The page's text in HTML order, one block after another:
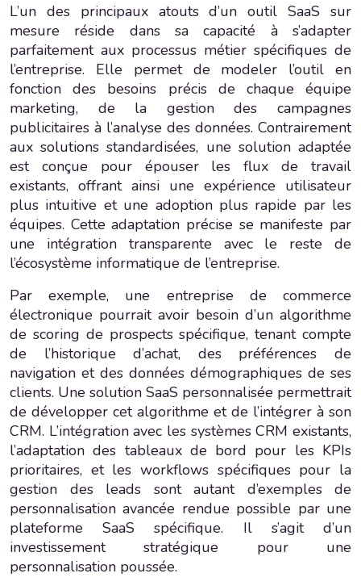
L’un des principaux atouts d’un outil SaaS sur
mesure réside dans sa capacité à s’adapter
parfaitement aux processus métier spécifiques de
l’entreprise. Elle permet de modeler l’outil en
fonction des besoins précis de chaque équipe
marketing, de la gestion des campagnes
publicitaires à l’analyse des données. Contrairement
aux solutions standardisées, une solution adaptée
est conçue pour épouser les flux de travail
existants, offrant ainsi une expérience utilisateur
plus intuitive et une adoption plus rapide par les
équipes. Cette adaptation précise se manifeste par
une intégration transparente avec le reste de
l’écosystème informatique de l’entreprise.
Par exemple, une entreprise de commerce
électronique pourrait avoir besoin d’un algorithme
de scoring de prospects spécifique, tenant compte
de l’historique d’achat, des préférences de
navigation et des données démographiques de ses
clients. Une solution SaaS personnalisée permettrait
de développer cet algorithme et de l’intégrer à son
CRM. L’intégration avec les systèmes CRM existants,
l’adaptation des tableaux de bord pour les KPIs
prioritaires, et les workflows spécifiques pour la
gestion des leads sont autant d’exemples de
personnalisation avancée rendue possible par une
plateforme SaaS spécifique. Il s’agit d’un
investissement stratégique pour une
personnalisation poussée.